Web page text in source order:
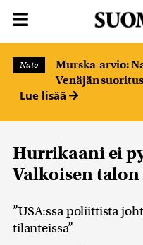
Nato
Murska-arvio:
Venäjän
Lue lisää
Hurrikaani ei
Valkoisen
”USA:ssa poliittista
tilanteissa”